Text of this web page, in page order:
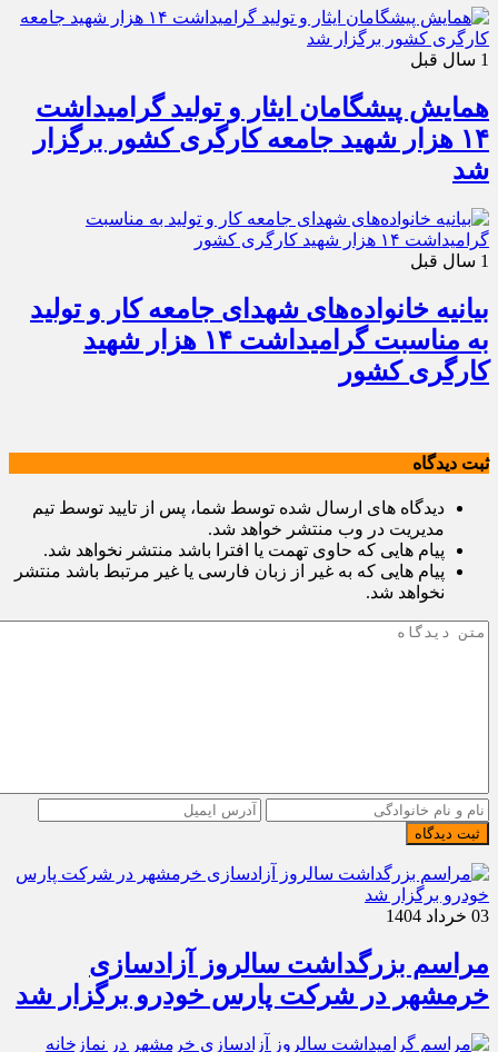
1 سال قبل
همایش پیشگامان ایثار و تولید گرامیداشت
۱۴ هزار شهید جامعه کارگری کشور برگزار
شد
1 سال قبل
بیانیه خانواده‌های شهدای جامعه کار و تولید
به مناسبت گرامیداشت ۱۴ هزار شهید
کارگری کشور
ثبت دیدگاه
دیدگاه های ارسال شده توسط شما، پس از تایید توسط تیم
مدیریت در وب منتشر خواهد شد.
پیام هایی که حاوی تهمت یا افترا باشد منتشر نخواهد شد.
پیام هایی که به غیر از زبان فارسی یا غیر مرتبط باشد منتشر
نخواهد شد.
ثبت دیدگاه
03 خرداد 1404
مراسم بزرگداشت سالروز آزادسازی
خرمشهر در شرکت پارس خودرو برگزار شد